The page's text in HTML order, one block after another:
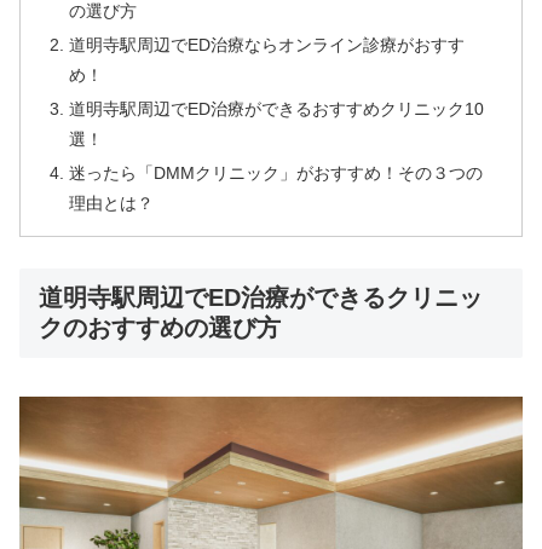
の選び方
道明寺駅周辺でED治療ならオンライン診療がおすす
め！
道明寺駅周辺でED治療ができるおすすめクリニック10
選！
迷ったら「DMMクリニック」がおすすめ！その３つの
理由とは？
道明寺駅周辺でED治療ができるクリニッ
クのおすすめの選び方